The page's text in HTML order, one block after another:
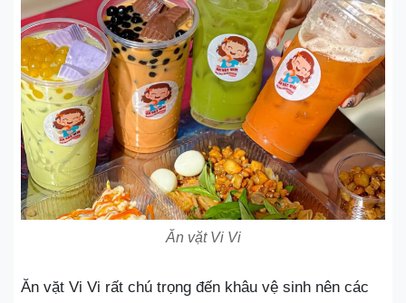
Ăn vặt Vi Vi
Ăn vặt Vi Vi rất chú trọng đến khâu vệ sinh nên các